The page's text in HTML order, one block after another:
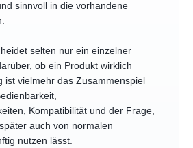
sinnvoll in die vorhandene
selten nur ein einzelner
ob ein Produkt wirklich
ist vielmehr das Zusammenspiel
Kompatibilität und der Frage,
auch von normalen
nutzen lässt.